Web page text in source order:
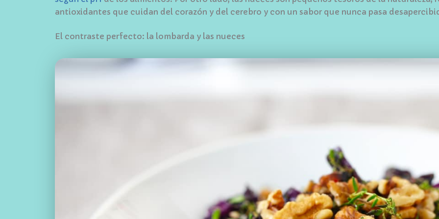
antioxidantes que cuidan del corazón y del cerebro y con un sabor que nunca pasa
El contraste perfecto: la lombarda y las nueces